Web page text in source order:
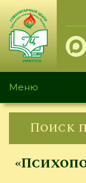
Перейти
основному
содержанию
Меню
Поиск